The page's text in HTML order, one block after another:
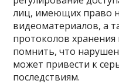
лиц, имеющих право
видеоматериалов, а
протоколов
помнить, что
может привести к
последствиям.